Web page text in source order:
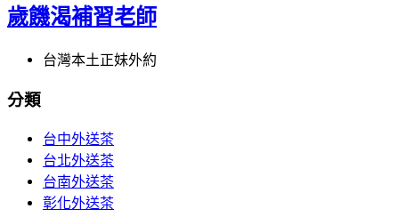
歲饑渴補習老師
台灣本土正妹外約
分類
台中外送茶
台北外送茶
台南外送茶
彰化外送茶